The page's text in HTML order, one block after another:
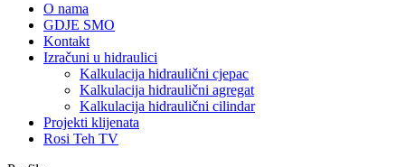
O nama
GDJE SMO
Kontakt
Izračuni u hidraulici
Kalkulacija hidraulični cjepac
Kalkulacija hidraulični agregat
Kalkulacija hidraulični cilindar
Projekti klijenata
Rosi Teh TV